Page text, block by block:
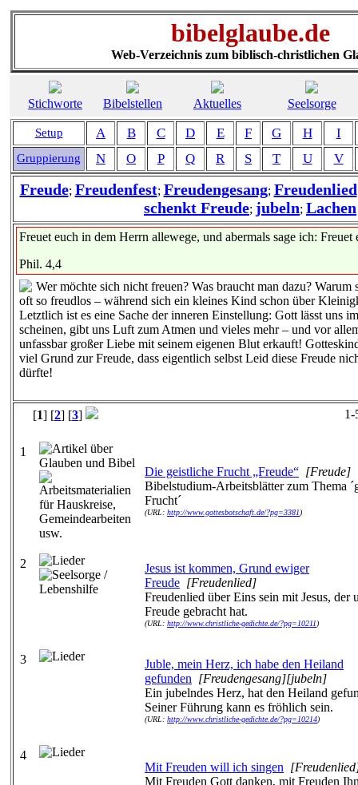
bibelglaube.de
Web-Verzeichnis zum biblisch-christlichen
Stichworte Bibelstellen Aktuelles Seelsorge
Setup A B C D E F G H I
Gruppierung N O P Q R S T U V
Freude; Freudenfest; Freudengesang; Freudenlied
schenkt Freude; jubeln; Lachen
Freuet euch in dem Herrn allewege, und abermals sage ich: Freuet
Phil. 4,4
Wer möchte sich nicht freuen? Was braucht man dazu? Warum
oft so freudlos – während sich ein kleines Kind schon über
Letztlich ist es eine Sache der inneren Einstellung: Gott lässt uns
scheinen, gibt uns Luft zum Atmen und vieles mehr – und vor
unfassbar großer Liebe mit seinem eigenen Blut erkauft!
viel Grund zur Freude, dass eigentlich selbst Leid diese Freude
dürfte!
[1] [2] [3] 1-
1
Die geistliche Frucht „Freude“ [Freude]
Bibelstudium-Arbeitsblätter zum Thema
Frucht´
(URL: http://www.gottesbotschaft.de/?pg=3381)
2
Jesus ist kommen, Grund ewiger
Freude [Freudenlied]
Freudenlied über Eins sein mit Jesus, der
Freude gebracht hat.
(URL: http://www.christliche-gedichte.de/?pg=10211)
3
Juble, mein Herz, ich habe den Heiland
gefunden [Freudengesang][jubeln]
Ein jubelndes Herz, hat den Heiland
Seiner Führung kann es fröhlich sein.
(URL: http://www.christliche-gedichte.de/?pg=10214)
4
Mit Freuden will ich singen
Mit Freuden Gott danken, mit Freuden